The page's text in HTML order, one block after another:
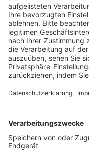
Auf- / Zuklappen
ALL4GOLF Auf- /
Über Uns
Karriere
Gutscheine &
Auf- / Zuklappen
Ressourcen
Auf- /
Store Hannover
Custom Online
Lexikon
Logobälle